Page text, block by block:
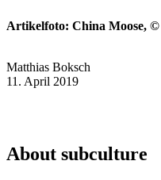
Artikelfoto: China Moose, ©
Matthias Boksch
11. April 2019
About subculture